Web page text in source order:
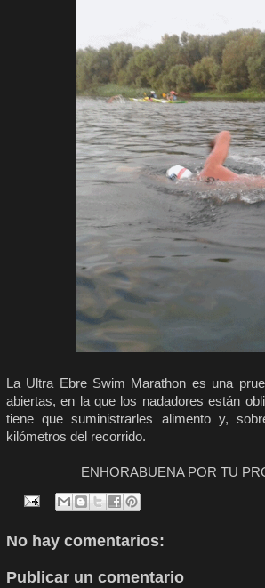
La Ultra Ebre Swim Marathon es una
abiertas, en la que los nadadores están
tiene que suministrarles alimento y,
kilómetros del recorrido.
ENHORABUENA POR TU
No hay comentarios:
Publicar un comentario